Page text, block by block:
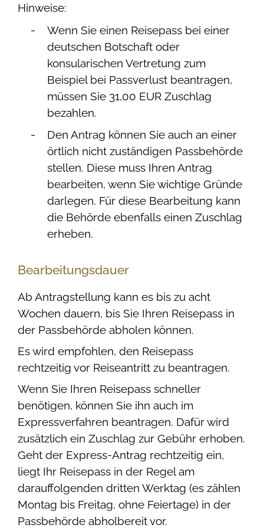
Hinweise:
Wenn Sie einen Reisepass bei einer
deutschen Botschaft oder
konsularischen Vertretung zum
Beispiel bei Passverlust beantragen,
müssen Sie 31,00 EUR Zuschlag
bezahlen.
Den Antrag können Sie auch an einer
örtlich nicht zuständigen Passbehörde
stellen. Diese muss Ihren Antrag
bearbeiten, wenn Sie wichtige Gründe
darlegen. Für diese Bearbeitung kann
die Behörde ebenfalls einen Zuschlag
erheben.
Bearbeitungsdauer
Ab Antragstellung kann es bis zu acht
Wochen dauern, bis Sie Ihren Reisepass in
der Passbehörde abholen können.
Es wird empfohlen, den Reisepass
rechtzeitig vor Reiseantritt zu beantragen.
Wenn Sie Ihren Reisepass schneller
benötigen, können Sie ihn auch im
Expressverfahren beantragen. Dafür wird
zusätzlich ein Zuschlag zur Gebühr erhoben.
Geht der Express-Antrag rechtzeitig ein,
liegt Ihr Reisepass in der Regel am
darauffolgenden dritten Werktag (es zählen
Montag bis Freitag, ohne Feiertage) in der
Passbehörde abholbereit vor.